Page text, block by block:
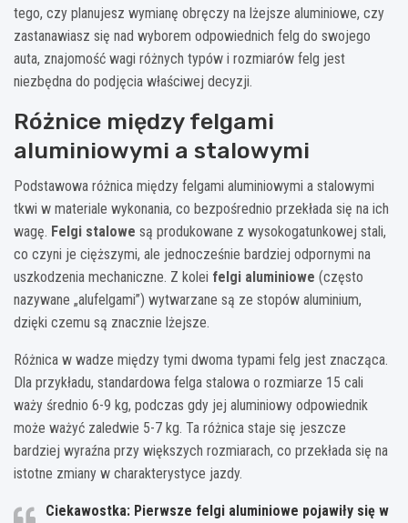
tego, czy planujesz wymianę obręczy na lżejsze aluminiowe, czy
zastanawiasz się nad wyborem odpowiednich felg do swojego
auta, znajomość wagi różnych typów i rozmiarów felg jest
niezbędna do podjęcia właściwej decyzji.
Różnice między felgami
aluminiowymi a stalowymi
Podstawowa różnica między felgami aluminiowymi a stalowymi
tkwi w materiale wykonania, co bezpośrednio przekłada się na ich
wagę. Felgi stalowe są produkowane z wysokogatunkowej stali,
co czyni je cięższymi, ale jednocześnie bardziej odpornymi na
uszkodzenia mechaniczne. Z kolei felgi aluminiowe (często
nazywane „alufelgami”) wytwarzane są ze stopów aluminium,
dzięki czemu są znacznie lżejsze.
Różnica w wadze między tymi dwoma typami felg jest znacząca.
Dla przykładu, standardowa felga stalowa o rozmiarze 15 cali
waży średnio 6-9 kg, podczas gdy jej aluminiowy odpowiednik
może ważyć zaledwie 5-7 kg. Ta różnica staje się jeszcze
bardziej wyraźna przy większych rozmiarach, co przekłada się na
istotne zmiany w charakterystyce jazdy.
Ciekawostka: Pierwsze felgi aluminiowe pojawiły się w